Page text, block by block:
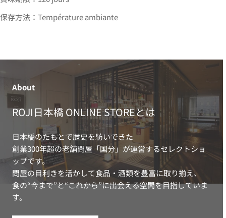
保存方法：Température ambiante
About
ROJI日本橋 ONLINE STOREとは
日本橋のたもとで歴史を紡いできた
創業300年超の老舗問屋「国分」が運営するセレクトショ
ップです。
問屋の目利きを活かして食品・酒類を豊富に取り揃え、
食の“今まで”と“これから”に出会える空間を目指していま
す。